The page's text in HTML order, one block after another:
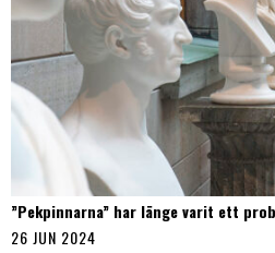
”Pekpinnarna” har länge varit ett
26 JUN 2024